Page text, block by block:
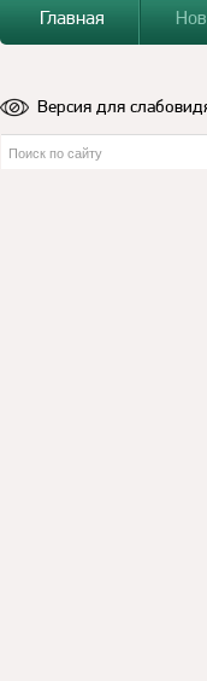
Главная
Версия для